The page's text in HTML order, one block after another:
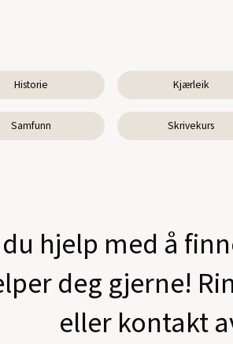
Historie Kjærleik
Samfunn Skrivekurs
hjelp med å
deg gjerne!
eller kontakt